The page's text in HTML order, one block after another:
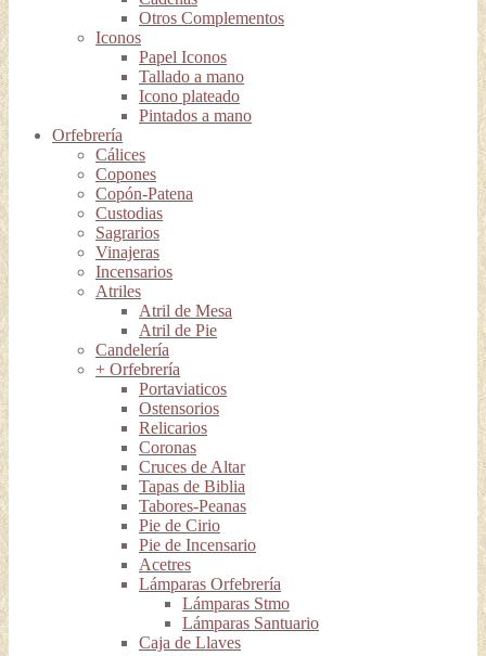
Otros Complementos
Iconos
Papel Iconos
Tallado a mano
Icono plateado
Pintados a mano
Orfebrería
Cálices
Copones
Copón-Patena
Custodias
Sagrarios
Vinajeras
Incensarios
Atriles
Atril de Mesa
Atril de Pie
Candelería
+ Orfebrería
Portaviaticos
Ostensorios
Relicarios
Coronas
Cruces de Altar
Tapas de Biblia
Tabores-Peanas
Pie de Cirio
Pie de Incensario
Acetres
Lámparas Orfebrería
Lámparas Stmo
Lámparas Santuario
Caja de Llaves